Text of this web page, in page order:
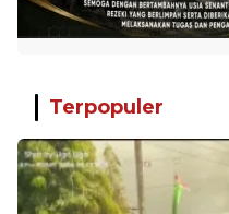
Terpopuler